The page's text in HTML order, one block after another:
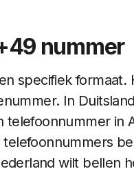
nummer
specifiek formaat.
In
in
wilt bellen